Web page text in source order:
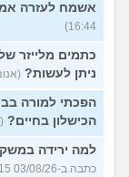
אשמח לעזרה
16:44)
כתמים מלייזר
ניתן לעשות? (אנונימית,
הפכתי למורה
הכישלון בחיים?
למה ירידה
כתבה ב-03/08/26 16:15)